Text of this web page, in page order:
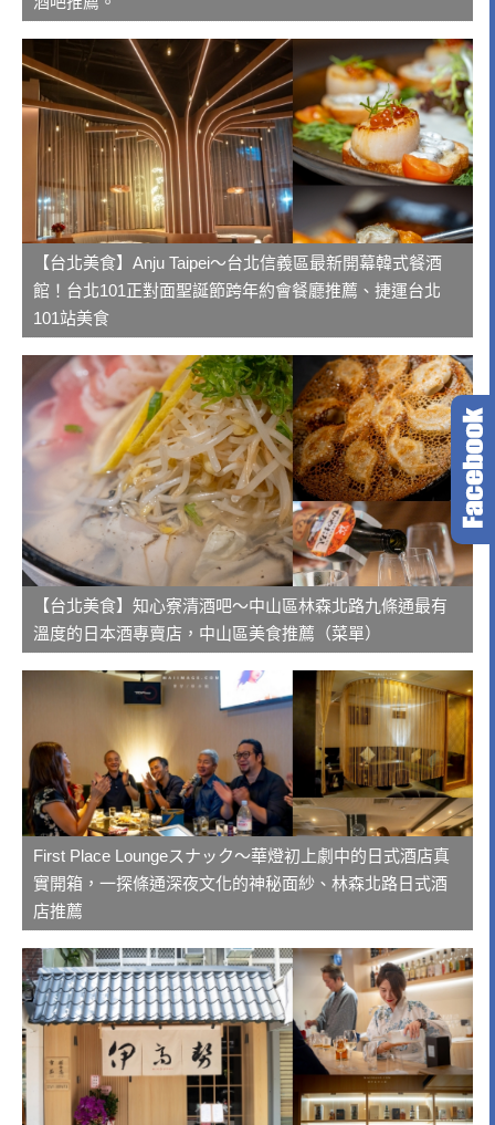
【台北美食】Anju Taipei～台北信義區最新開幕韓式餐酒
館！台北101正對面聖誕節跨年約會餐廳推薦、捷運台北
101站美食
【台北美食】知心寮清酒吧～中山區林森北路九條通最有
溫度的日本酒專賣店，中山區美食推薦（菜單）
First Place Loungeスナック～華燈初上劇中的日式酒店真
實開箱，一探條通深夜文化的神秘面紗、林森北路日式酒
店推薦